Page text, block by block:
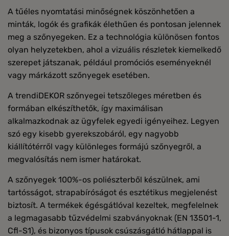
A tűéles nyomtatási minőségnek köszönhetően a
minták, logók és grafikák élethűen és pontosan jelennek
meg a szőnyegeken. Ez a technológia különösen fontos
olyan helyzetekben, ahol a vizuális részletek kiemelkedő
szerepet játszanak, például promóciós eseményeknél
vagy márkázott szőnyegek esetében.
A trendiDEKOR szőnyegei tetszőleges méretben és
formában elkészíthetők, így maximálisan
alkalmazkodnak az ügyfelek egyedi igényeihez. Legyen
szó egy kisebb gyerekszobáról, egy nagyobb
kiállítótérről vagy különleges formájú szőnyegről, a
megvalósítás nem ismer határokat.
A szőnyegek 100%-os poliészterből készülnek, ami
tartósságot, strapabíróságot és esztétikus megjelenést
biztosít. A termékek égésgátlóval kezeltek, megfelelnek
a legmagasabb tűzvédelmi szabványoknak (EN 13501-1,
Cfl-S1), és bizonyos típusok csúszásgátló hátlappal is